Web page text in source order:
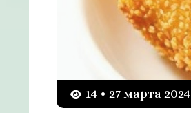
14 • 27 марта 2024